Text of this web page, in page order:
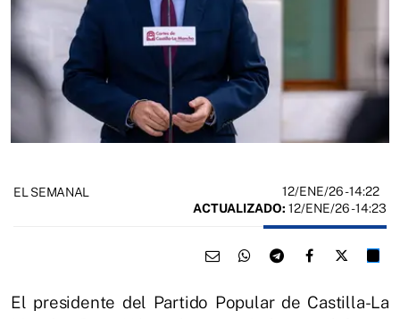
EL SEMANAL 12/ENE/26- 14:22
ACTUALIZADO: 12/ENE/26 - 14:23
El presidente del Partido Popular de Castilla-La